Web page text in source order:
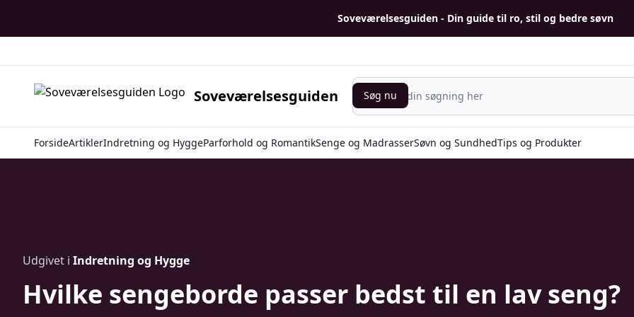
Soveværelsesguiden - Din guide til ro, stil og bedre søvn
Soveværelsesguiden
Søg nu
Søg nu
ForsideArtiklerIndretning og HyggeParforhold og RomantikSenge og MadrasserSøvn og SundhedTips og Produkter
Udgivet i Indretning og Hygge
Hvilke sengeborde passer bedst til en lav seng?